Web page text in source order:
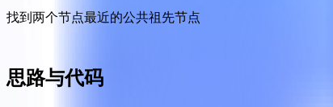
找到两个节点最近的公共祖先节点
思路与代码